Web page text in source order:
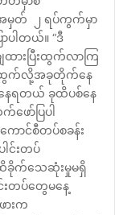
အမှတ် ၂ ရပ်ကွက်မှာ
ပါတယ်။ “ဒီ
ားပြီးထွက်လာကြ
ထွက်လို့အခုတိုက်နေ
နေရတယ် ခုထိပစ်နေ
ော်ပြပါ
ောင်စီတပ်စခန်း
င်းတပ်
ခိုက်သေဆုံးမှုမရှိ
းတပ်တွေမနေ့
းက